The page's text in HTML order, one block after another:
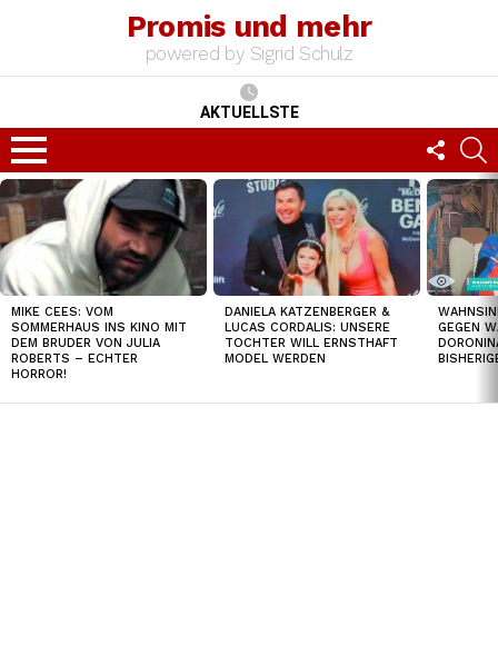
Promis und mehr
powered by Sigrid Schulz
AKTUELLSTE
Menu
US
TOP
NEWS
MIKE CEES: VOM
SOMMERHAUS INS KINO MIT
DEM BRUDER VON JULIA
ROBERTS – ECHTER
HORROR!
DANIELA KATZENBERGER &
LUCAS CORDALIS: UNSERE
TOCHTER WILL ERNSTHAFT
MODEL WERDEN
GEGEN